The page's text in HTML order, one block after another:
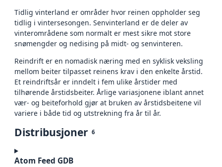
Tidlig vinterland er områder hvor reinen oppholder seg
tidlig i vintersesongen. Senvinterland er de deler av
vinterområdene som normalt er mest sikre mot store
snømengder og nedising på midt- og senvinteren.
Reindrift er en nomadisk næring med en syklisk veksling
mellom beiter tilpasset reinens krav i den enkelte årstid.
Et reindriftsår er inndelt i fem ulike årstider med
tilhørende årstidsbeiter. Årlige variasjonene iblant annet
vær- og beiteforhold gjør at bruken av årstidsbeitene vil
variere i både tid og utstrekning fra år til år.
Distribusjoner 6
Atom Feed GDB